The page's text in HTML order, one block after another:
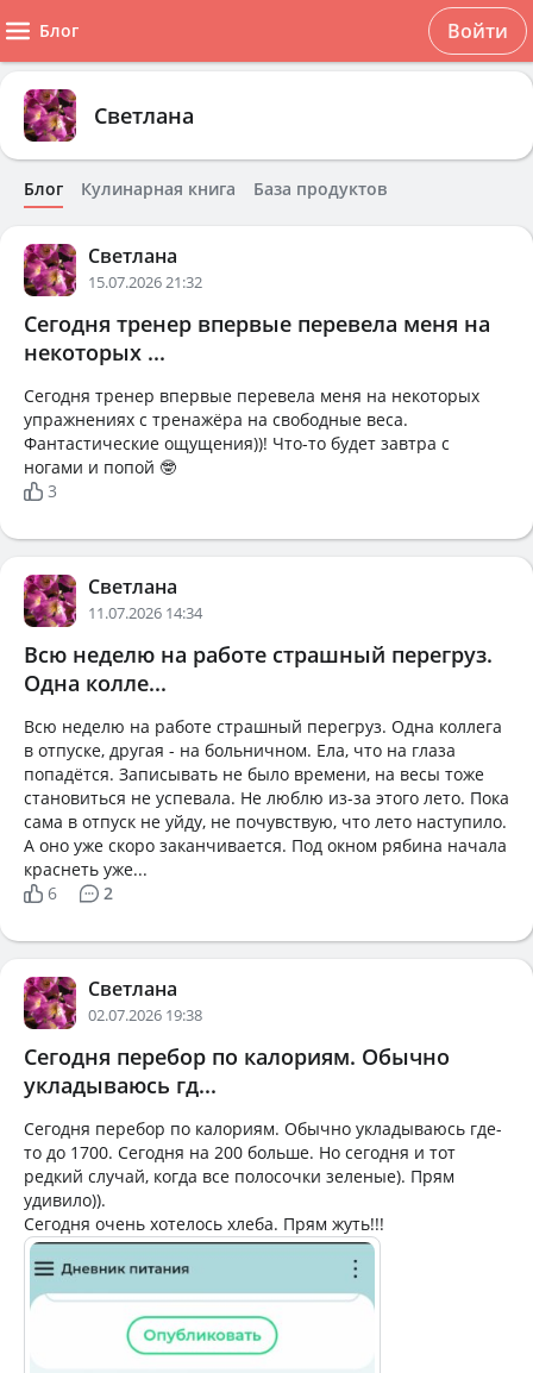
Блог Войти
Светлана
Блог Кулинарная книга База продуктов
Светлана
15.07.2026 21:32
Сегодня тренер впервые перевела меня на
некоторых ...
Сегодня тренер впервые перевела меня на некоторых
упражнениях с тренажёра на свободные веса.
Фантастические ощущения))! Что-то будет завтра с
ногами и попой 🤓
3
Светлана
11.07.2026 14:34
Всю неделю на работе страшный перегруз.
Одна колле...
Всю неделю на работе страшный перегруз. Одна коллега
в отпуске, другая - на больничном. Ела, что на глаза
попадётся. Записывать не было времени, на весы тоже
становиться не успевала. Не люблю из-за этого лето. Пока
сама в отпуск не уйду, не почувствую, что лето наступило.
А оно уже скоро заканчивается. Под окном рябина начала
краснеть уже...
6
2
Светлана
02.07.2026 19:38
Сегодня перебор по калориям. Обычно
укладываюсь гд...
Сегодня перебор по калориям. Обычно укладываюсь где-
то до 1700. Сегодня на 200 больше. Но сегодня и тот
редкий случай, когда все полосочки зеленые). Прям
удивило)).
Сегодня очень хотелось хлеба. Прям жуть!!!